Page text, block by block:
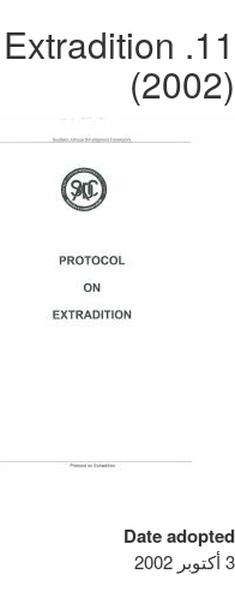
Extradition
(2002)
Date adopted
3 أكتوبر 2002